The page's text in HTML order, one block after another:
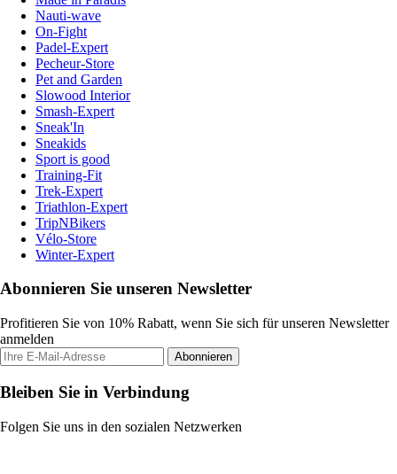
Nauti-wave
On-Fight
Padel-Expert
Pecheur-Store
Pet and Garden
Slowood Interior
Smash-Expert
Sneak'In
Sneakids
Sport is good
Training-Fit
Trek-Expert
Triathlon-Expert
TripNBikers
Vélo-Store
Winter-Expert
Abonnieren Sie unseren Newsletter
Profitieren Sie von 10% Rabatt, wenn Sie sich für unseren Newsletter
anmelden
Abonnieren
Bleiben Sie in Verbindung
Folgen Sie uns in den sozialen Netzwerken